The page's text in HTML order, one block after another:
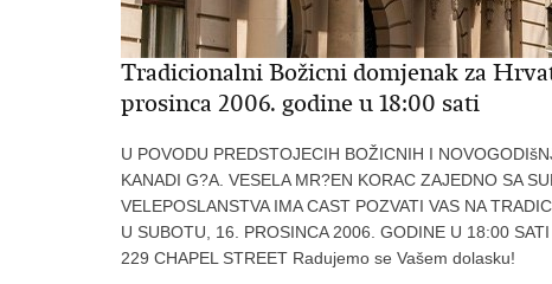
Tradicionalni Božicni domjenak za
prosinca 2006. godine u 18:00 sati
U POVODU PREDSTOJECIH BOŽICNIH I
KANADI G?A. VESELA MR?EN KORAC ZAJEDNO SA
VELEPOSLANSTVA IMA CAST POZVATI VAS NA
U SUBOTU, 16. PROSINCA 2006. GODINE U 18:00
229 CHAPEL STREET Radujemo se Vašem dolasku!